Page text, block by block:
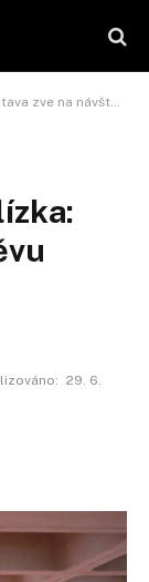
ambasády ve Stockholmu
29. 6.